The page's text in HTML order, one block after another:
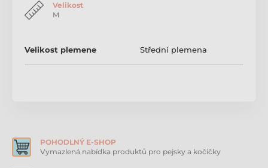
Velikost
M
Velikost plemene Střední plemena
POHODLNÝ E-SHOP
Vymazlená nabídka produktů pro pejsky a kočičky